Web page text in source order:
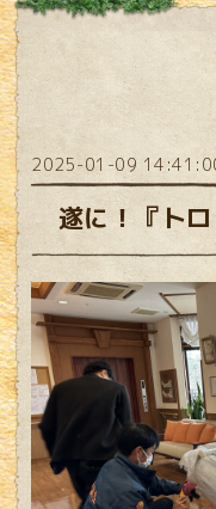
2025-01-09
遂に！『ト